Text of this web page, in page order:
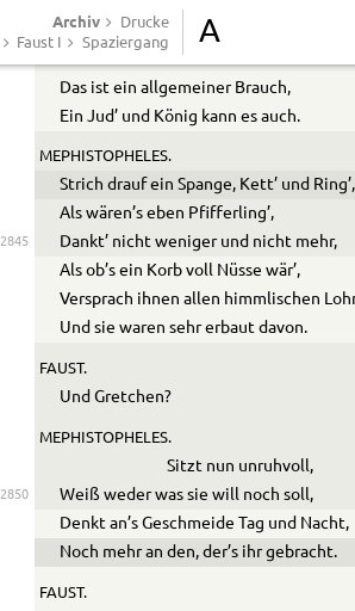
Archiv Drucke
Faust I Spaziergang A
Kann ungerechtes Gut verdauen.
Das ist ein allgemeiner Brauch,
Ein Jud’ und König kann es auch.
MEPHISTOPHELES.
Strich drauf ein Spange, Kett’ und Ring’,
Als wären’s eben Pfifferling’,
2845
Dankt’ nicht weniger und nicht mehr,
Als ob’s ein Korb voll Nüsse wär’,
Versprach ihnen allen himmlischen
Und sie waren sehr erbaut davon.
FAUST.
Und Gretchen?
MEPHISTOPHELES.
Sitzt nun unruhvoll,
2850
Weiß weder was sie will noch soll,
Denkt an’s Geschmeide Tag und Nacht,
Noch mehr an den, der’s ihr gebracht.
FAUST.